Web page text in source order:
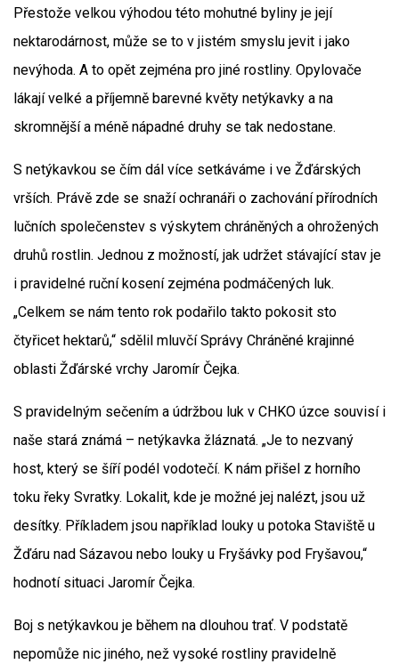
Přestože velkou výhodou této mohutné byliny je její
nektarodárnost, může se to v jistém smyslu jevit i jako
nevýhoda. A to opět zejména pro jiné rostliny. Opylovače
lákají velké a příjemně barevné květy netýkavky a na
skromnější a méně nápadné druhy se tak nedostane.
S netýkavkou se čím dál více setkáváme i ve Žďárských
vrších. Právě zde se snaží ochranáři o zachování přírodních
lučních společenstev s výskytem chráněných a ohrožených
druhů rostlin. Jednou z možností, jak udržet stávající stav je
i pravidelné ruční kosení zejména podmáčených luk.
„Celkem se nám tento rok podařilo takto pokosit sto
čtyřicet hektarů,“ sdělil mluvčí Správy Chráněné krajinné
oblasti Žďárské vrchy Jaromír Čejka.
S pravidelným sečením a údržbou luk v CHKO úzce souvisí i
naše stará známá – netýkavka žláznatá. „Je to nezvaný
host, který se šíří podél vodotečí. K nám přišel z horního
toku řeky Svratky. Lokalit, kde je možné jej nalézt, jsou už
desítky. Příkladem jsou například louky u potoka Staviště u
Žďáru nad Sázavou nebo louky u Fryšávky pod Fryšavou,“
hodnotí situaci Jaromír Čejka.
Boj s netýkavkou je během na dlouhou trať. V podstatě
nepomůže nic jiného, než vysoké rostliny pravidelně